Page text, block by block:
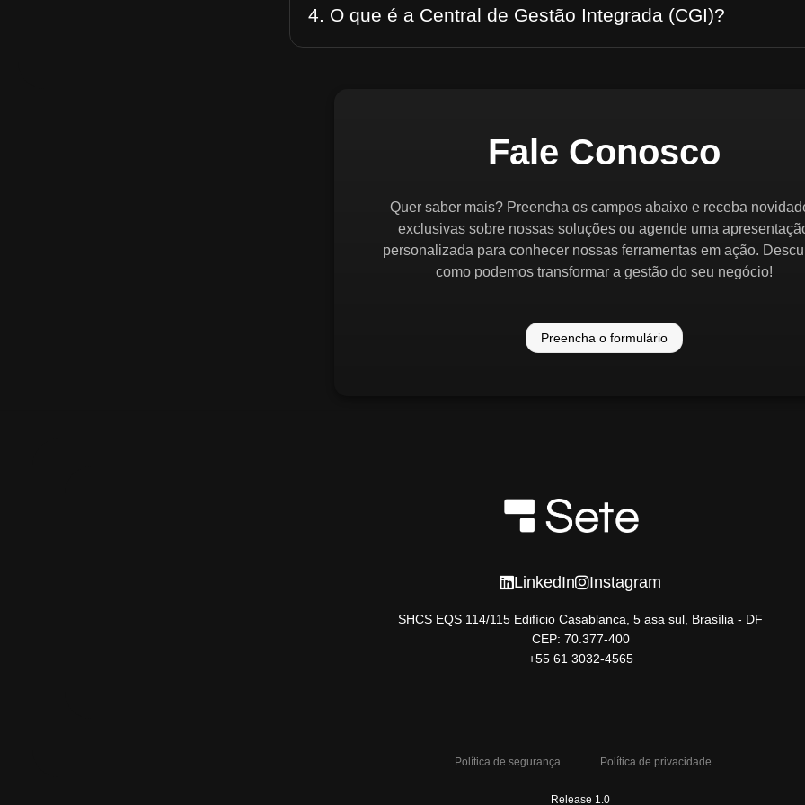
4. O que é a Central de Gestão Integrada (CGI)?
Fale Conosco
Quer saber mais? Preencha os campos abaixo e receba
exclusivas sobre nossas soluções ou agende uma
personalizada para conhecer nossas ferramentas em ação.
como podemos transformar a gestão do seu negócio!
Preencha o formulário
LinkedIn Instagram
SHCS EQS 114/115 Edifício Casablanca, 5 asa sul, Brasília - DF
CEP: 70.377-400
+55 61 3032-4565
Política de segurança Política de privacidade
Release 1.0